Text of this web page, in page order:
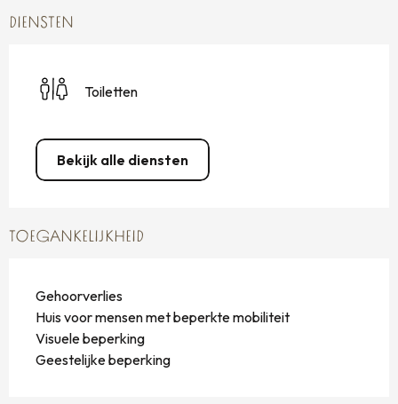
DIENSTEN
Toiletten
Bekijk alle diensten
TOEGANKELIJKHEID
Gehoorverlies
Huis voor mensen met beperkte mobiliteit
Visuele beperking
Geestelijke beperking